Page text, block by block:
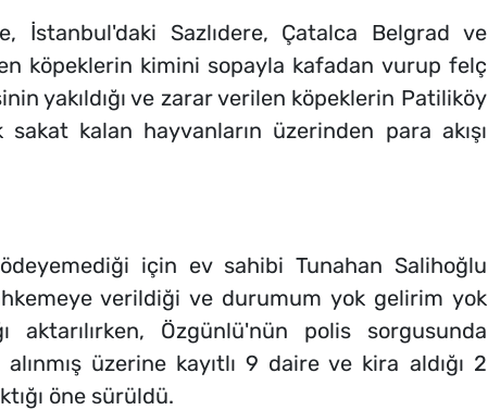
İstanbul'daki Sazlıdere, Çatalca Belgrad ve
köpeklerin kimini sopayla kafadan vurup felç
yakıldığı ve zarar verilen köpeklerin Patiliköy
kalan hayvanların üzerinden para akışı
için ev sahibi Tunahan Salihoğlu
verildiği ve durumum yok gelirim yok
aktarılırken, Özgünlü'nün polis sorgusunda
üzerine kayıtlı 9 daire ve kira aldığı 2
öne sürüldü.